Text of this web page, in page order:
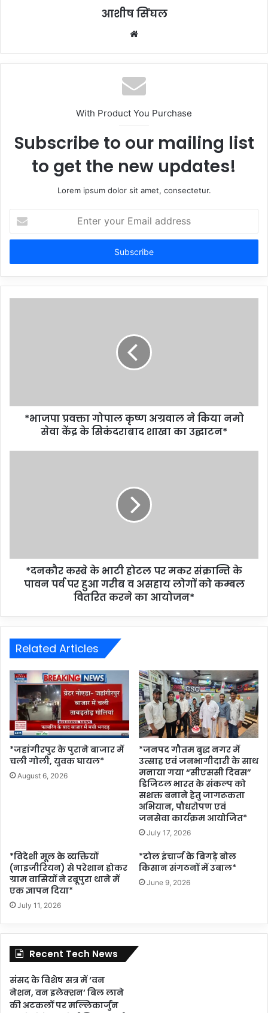
आशीष सिंघल
Website
With Product You Purchase
Subscribe to our mailing list
to get the new updates!
Lorem ipsum dolor sit amet, consectetur.
your
Email
*भाजपा प्रवक्ता गोपाल कृष्ण अग्रवाल ने किया नमो
सेवा केंद्र के सिकंदराबाद शाखा का उद्घाटन*
*दनकौर कस्बे के भाटी होटल पर मकर संक्रान्ति के
पावन पर्व पर हुआ गरीब व असहाय लोगों को कम्बल
वितरित करने का आयोजन*
Related Articles
*जहांगीरपुर के पुराने बाजार में
चली गोली, युवक घायल*
August 6, 2026
*जनपद गौतम बुद्ध नगर में
उत्साह एवं जनभागीदारी के साथ
मनाया गया “सीएससी दिवस”
डिजिटल भारत के संकल्प को
सशक्त बनाने हेतु जागरूकता
अभियान, पौधरोपण एवं
जनसेवा कार्यक्रम आयोजित*
July 17, 2026
*विदेशी मूल के व्यक्तियों
(नाइजीरियन) से परेशान होकर
ग्राम वासियों ने रबूपुरा थाने में
एक ज्ञापन दिया*
July 11, 2026
*टोल इंचार्ज के बिगड़े बोल
किसान संगठनों में उबाल*
June 9, 2026
Recent Tech News
संसद के विशेष सत्र में ‘वन
नेशन, वन इलेक्शन’ बिल लाने
की अटकलों पर मल्लिकार्जुन